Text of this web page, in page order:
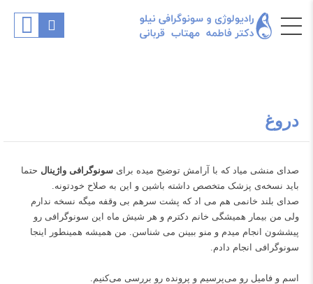
دروغ
صدای منشی میاد که با آرامش توضیح میده برای سونوگرافی واژینال حتما
باید نسخه‌ی پزشک متخصص داشته باشین و این به صلاح خودتونه.
صدای بلند خانمی هم می اد که پشت سرهم بی وقفه میگه نسخه ندارم
ولی من بیمار همیشگی خانم دکترم و هر شیش ماه این سونوگرافی رو
پیششون انجام میدم و منو ببینن می شناسن. من همیشه همینطور اینجا
سونوگرافی انجام دادم.
اسم و فامیل رو می‌پرسیم و پرونده رو بررسی می‌کنیم.